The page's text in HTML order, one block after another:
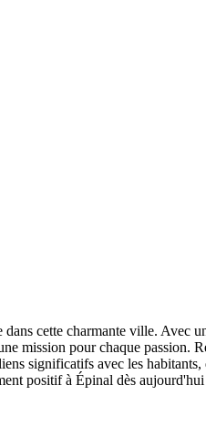
cette charmante ville. Avec
mission pour chaque passion.
significatifs avec les
positif à Épinal dès